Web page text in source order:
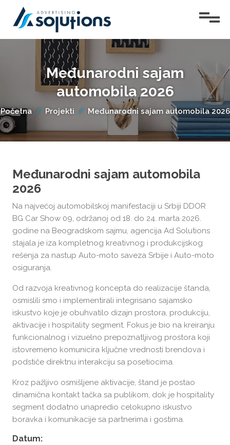
Početna
nama
Projekti
Teen
Talk
Lepota
MindUp
2026
Kontakt
Međunarodni sajam
automobila 2026
Početna Projekti Međunarodni sajam automobila 2026
Međunarodni sajam automobila
2026
Na najvećoj automobilskoj manifestaciji u Srbiji DDOR
BG Car Show 09, održanoj od 18. do 24. marta 2026.
godine na Beogradskom sajmu, agencija Ad Solutions
stajala je iza kompletnog kreativnog i produkcijskog
rešenja za nastup Auto-moto saveza Srbije i Auto-moto
osiguranja.
Od razvoja kreativnog koncepta do realizacije štanda,
osmislili smo i implementirali integrisano sajamsko
iskustvo koje je obuhvatilo dizajn prostora, produkciju,
aktivacije i hospitality segment. Fokus je bio na kreiranju
funkcionalnog i vizuelno prepoznatljivog prostora koji
istovremeno komunicira ključne vrednosti brendova i
podstiče direktnu interakciju sa posetiocima.
Kroz pažljivo osmišljene aktivacije, štand je postao
dinamična kontakt tačka sa publikom, dok je hospitality
segment dodatno unapredio celokupno iskustvo
boravka i komunikacije sa partnerima i gostima.
Datum: